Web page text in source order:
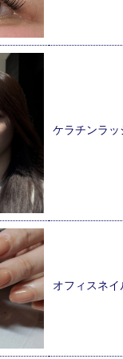
ケラチンラッ
オフィスネイ